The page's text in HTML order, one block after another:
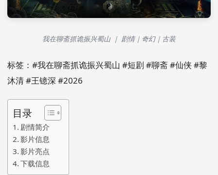
我在聊斋抓诡振兴蜀山 ｜ 剧情｜奇幻｜古装
标签：#我在聊斋抓诡振兴蜀山 #短剧 #聊斋 #仙侠 #黎
沐清 #王镱深 #2026
目录
剧情简介
影片信息
影片亮点
下载信息